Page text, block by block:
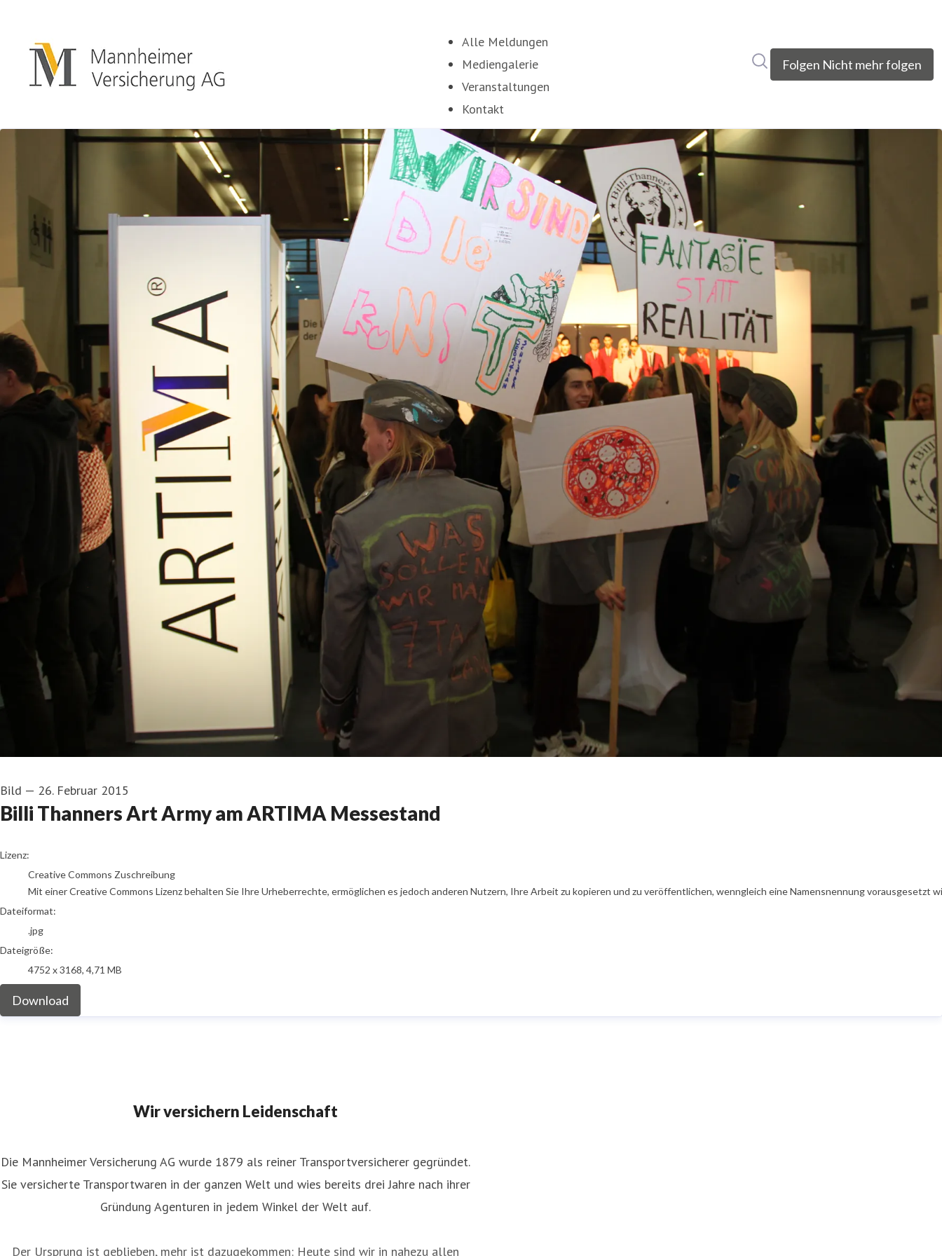
Alle Meldungen
Mediengalerie
Veranstaltungen
Kontakt
Folgen Nicht mehr folgen
Bild — 26. Februar 2015
Billi Thanners Art Army am ARTIMA Messestand
go to media item
Lizenz:
Creative Commons Zuschreibung
Mit einer Creative Commons Lizenz behalten Sie Ihre Urheberrechte, ermöglichen es jedoch anderen Nutzern, Ihre Arbeit zu kopieren und zu veröffentlichen, wenngleich eine Namensnennung
Dateiformat:
.jpg
Dateigröße:
4752 x 3168, 4,71 MB
Download
Wir versichern Leidenschaft
Die Mannheimer Versicherung AG wurde 1879 als reiner Transportversicherer gegründet.
Sie versicherte Transportwaren in der ganzen Welt und wies bereits drei Jahre nach ihrer
Gründung Agenturen in jedem Winkel der Welt auf.
Der Ursprung ist geblieben, mehr ist dazugekommen: Heute sind wir in nahezu allen